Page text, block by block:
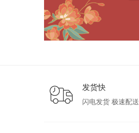
发货快
闪电发货 极速配送